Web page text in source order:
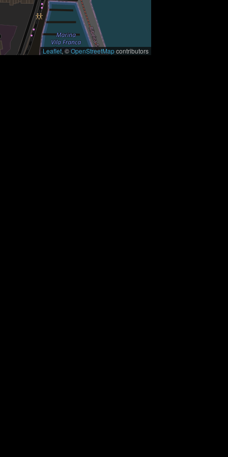
Leaflet, ©OpenStreetMapcontributors